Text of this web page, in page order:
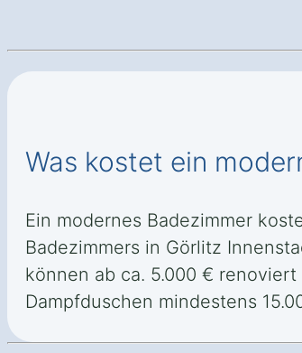
Was kostet ein
Ein modernes Badezimmer
Badezimmers in Görlitz
können ab ca. 5.000 €
Dampfduschen mindestens